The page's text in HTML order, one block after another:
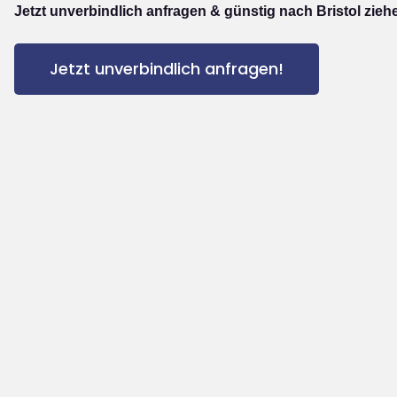
Jetzt unverbindlich anfragen & günstig nach Bristol
Jetzt unverbindlich anfragen!